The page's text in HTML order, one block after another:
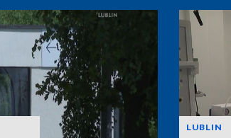
LUBLIN